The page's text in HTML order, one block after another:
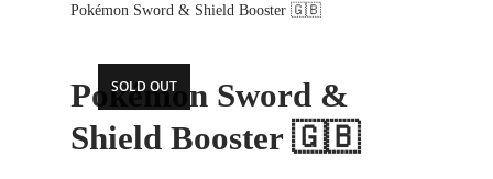
Pokémon Sword & Shield Booster 🇬🇧
SOLD OUT
Pokémon Sword &
Shield Booster 🇬🇧